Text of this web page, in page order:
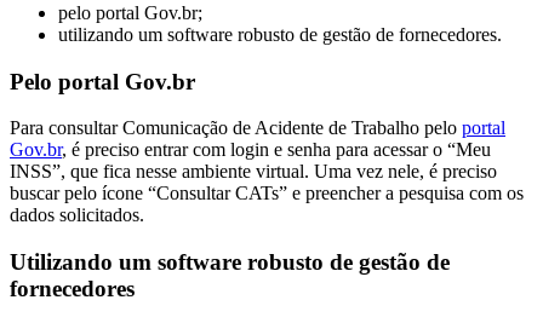
pelo portal Gov.br;
utilizando um software robusto de gestão de fornecedores.
Pelo portal Gov.br
Para consultar Comunicação de Acidente de Trabalho pelo portal
Gov.br, é preciso entrar com login e senha para acessar o “Meu
INSS”, que fica nesse ambiente virtual. Uma vez nele, é preciso
buscar pelo ícone “Consultar CATs” e preencher a pesquisa com os
dados solicitados.
Utilizando um software robusto de gestão de
fornecedores